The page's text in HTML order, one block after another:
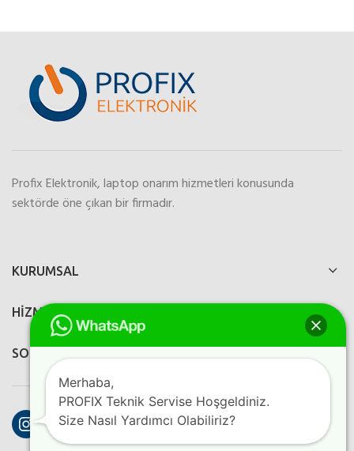
Profix Elektronik, laptop onarım hizmetleri konusunda
sektörde öne çıkan bir firmadır.
KURUMSAL
HİZMETLERİMİZ
SOSYAL MEDYA
Instagram
Facebook
YouTube
Merhaba,
PROFIX Teknik Servise Hoşgeldiniz.
Size Nasıl Yardımcı Olabiliriz?